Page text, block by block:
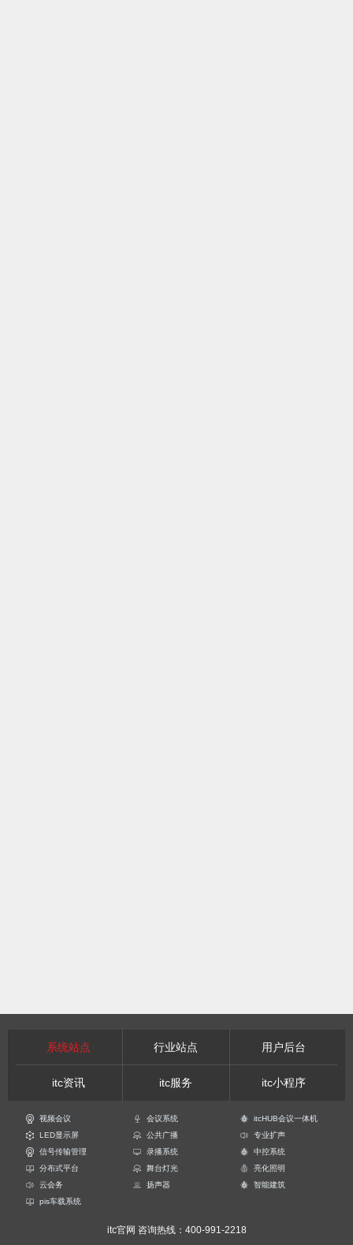
系统站点 行业站点 用户后台
itc资讯 itc服务 itc小程序
视频会议 会议系统
itcHUB会议一体机
LED显示屏
公共广播
专业扩声
信号传输管理
录播系统
中控系统
分布式平台
舞台灯光
亮化照明
云会务
扬声器
智能建筑
pis车载系统
itc官网 咨询热线：400-991-2218